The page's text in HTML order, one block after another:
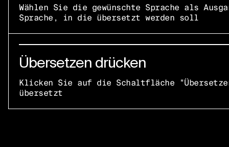
Wählen Sie die gewünschte Sprache als
Sprache, in die übersetzt werden soll
Übersetzen drücken
Klicken Sie auf die Schaltfläche
übersetzt